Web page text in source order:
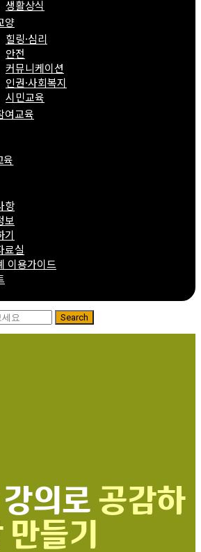
생활상식
양
힐링·심리
안전
커뮤니케이션
인권·사회복지
시민교육
여교육
육
항
보
기
료실
이용가이드
Search
의로 공감하
들기